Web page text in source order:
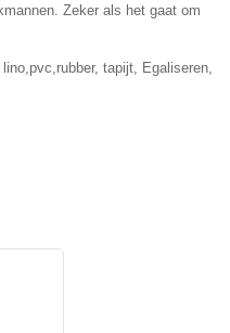
Zeker als het gaat om
tapijt, Egaliseren,